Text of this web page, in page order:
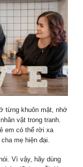
từng khuôn mặt, nhớ
vật trong tranh.
em có thể rời xa
mẹ hiện đại.
Vì vậy, hãy dùng